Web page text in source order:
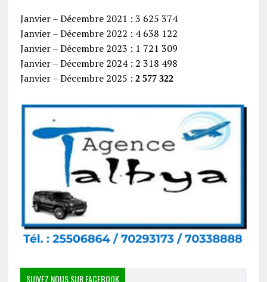
Janvier – Décembre 2021 : 3 625 374
Janvier – Décembre 2022 : 4 638 122
Janvier – Décembre 2023 : 1 721 309
Janvier – Décembre 2024 : 2 318 498
Janvier – Décembre 2025 : 2 577 322
SUIVEZ NOUS SUR FACEBOOK